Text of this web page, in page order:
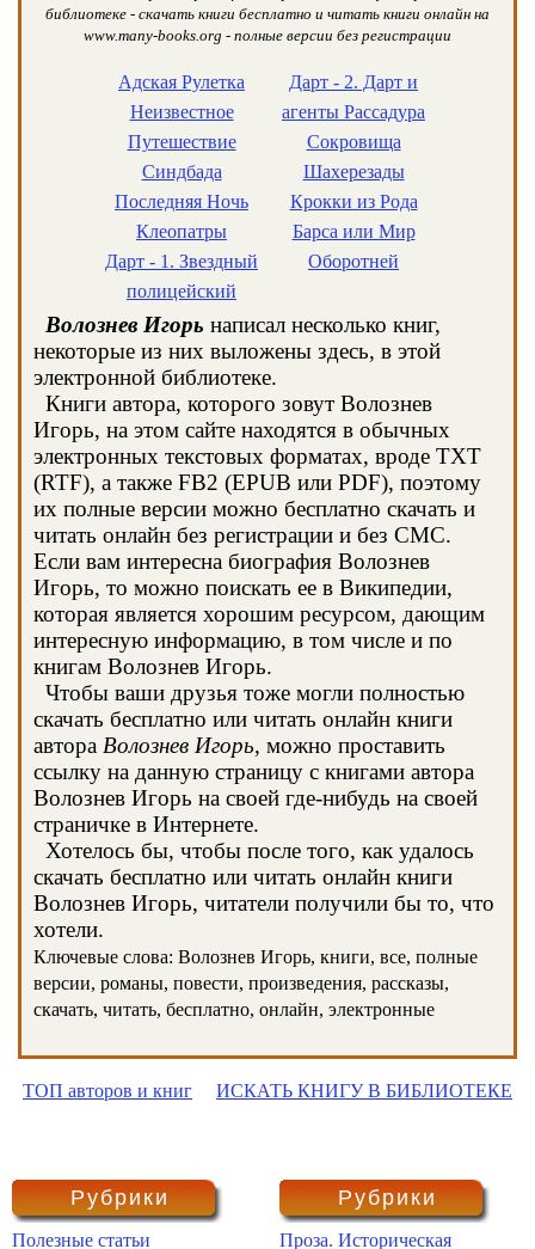
библиотеке - скачать книги бесплатно и читать книги онлайн на
www.many-books.org - полные версии без регистрации
Адская Рулетка
Неизвестное
Путешествие
Синдбада
Последняя Ночь
Клеопатры
Дарт - 1. Звездный
полицейский
Дарт - 2. Дарт и
агенты Рассадура
Сокровища
Шахерезады
Крокки из Рода
Барса или Мир
Оборотней
Волознев Игорь написал несколько книг,
некоторые из них выложены здесь, в этой
электронной библиотеке.
Книги автора, которого зовут Волознев
Игорь, на этом сайте находятся в обычных
электронных текстовых форматах, вроде TXT
(RTF), а также FB2 (EPUB или PDF), поэтому
их полные версии можно бесплатно скачать и
читать онлайн без регистрации и без СМС.
Если вам интересна биография Волознев
Игорь, то можно поискать ее в Википедии,
которая является хорошим ресурсом, дающим
интересную информацию, в том числе и по
книгам Волознев Игорь.
Чтобы ваши друзья тоже могли полностью
скачать бесплатно или читать онлайн книги
автора Волознев Игорь, можно проставить
ссылку на данную страницу с книгами автора
Волознев Игорь на своей где-нибудь на своей
страничке в Интернете.
Хотелось бы, чтобы после того, как удалось
скачать бесплатно или читать онлайн книги
Волознев Игорь, читатели получили бы то, что
хотели.
Ключевые слова: Волознев Игорь, книги, все, полные
версии, романы, повести, произведения, рассказы,
скачать, читать, бесплатно, онлайн, электронные
ТОП авторов и книг ИСКАТЬ КНИГУ В БИБЛИОТЕКЕ
Рубрики
Полезные статьи
Рубрики
Проза. Историческая